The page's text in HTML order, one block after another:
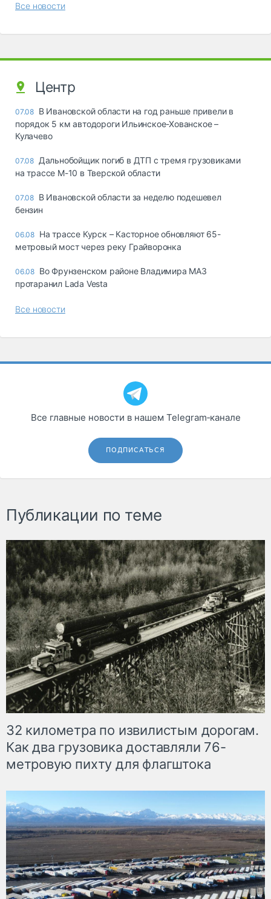
Все новости
Центр
07.08 В Ивановской области на год раньше привели в
порядок 5 км автодороги Ильинское-Хованское –
Кулачево
07.08 Дальнобойщик погиб в ДТП с тремя грузовиками
на трассе М-10 в Тверской области
07.08 В Ивановской области за неделю подешевел
бензин
06.08 На трассе Курск – Касторное обновляют 65-
метровый мост через реку Грайворонка
06.08 Во Фрунзенском районе Владимира МАЗ
протаранил Lada Vesta
Все новости
Все главные новости в нашем Telegram‑канале
ПОДПИСАТЬСЯ
Публикации по теме
32 километра по извилистым дорогам.
Как два грузовика доставляли 76-
метровую пихту для флагштока